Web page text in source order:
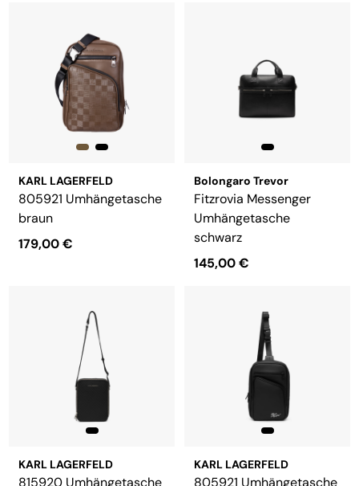
KARL LAGERFELD
805921 Umhängetasche
braun
179,00 €
Bolongaro Trevor
Fitzrovia Messenger
Umhängetasche
schwarz
145,00 €
KARL LAGERFELD
815920 Umhängetasche
KARL LAGERFELD
805921 Umhängetasche